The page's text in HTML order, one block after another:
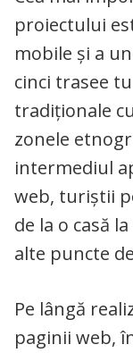
proiectului
mobile și a
cinci trasee
tradiționale
zonele
intermediul
web, turiștii
de la o casă
alte puncte
Pe lângă
paginii web,